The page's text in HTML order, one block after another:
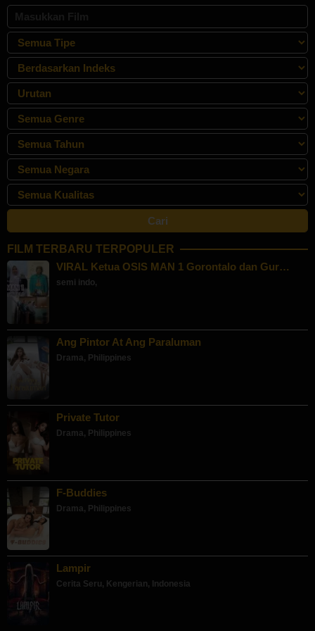
FILM TERBARU TERPOPULER
VIRAL Ketua OSIS MAN 1 Gorontalo dan Gur…
semi indo,
Ang Pintor At Ang Paraluman
Drama, Philippines
Private Tutor
Drama, Philippines
F-Buddies
Drama, Philippines
Lampir
Cerita Seru, Kengerian, Indonesia